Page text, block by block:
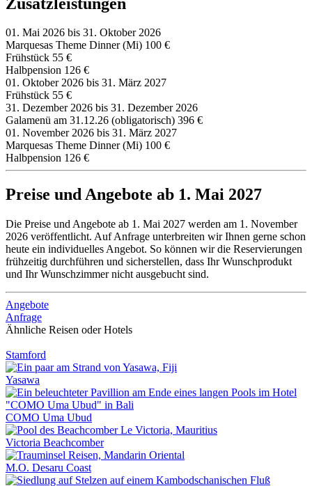
01. Mai 2026 bis 31. Oktober 2026
Marquesas Theme Dinner (Mi) 100 €
Frühstück 55 €
Halbpension 126 €
01. Oktober 2026 bis 31. März 2027
Frühstück 55 €
31. Dezember 2026 bis 31. Dezember 2026
Galamenü am 31.12.26 (obligatorisch) 396 €
01. November 2026 bis 31. März 2027
Marquesas Theme Dinner (Mi) 100 €
Halbpension 126 €
Preise und Angebote ab 1. Mai 2027
Die Preise und Angebote ab 1. Mai 2027 werden am 1. November
2026 veröffentlicht. Auf Anfrage unterbreiten wir Ihnen gerne schon
heute ein individuelles Angebot. So können wir die Reservierungen
frühzeitig durchführen und sicherstellen, dass Ihr Wunschprodukt
und Ihr Wunschzimmer nicht ausgebucht sind.
Angebote
Anfrage
Ähnliche Reisen oder Hotels
Stamford
Yasawa
COMO Uma Ubud
Victoria Beachcomber
M.O. Desaru Coast